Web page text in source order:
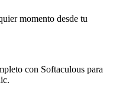
momento desde tu
con Softaculous para